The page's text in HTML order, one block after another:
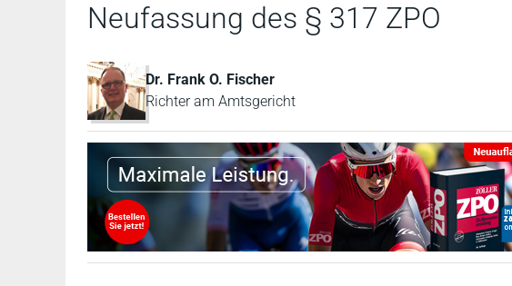
Neufassung des § 317 ZPO
Dr. Frank O. Fischer
Richter am Amtsgericht